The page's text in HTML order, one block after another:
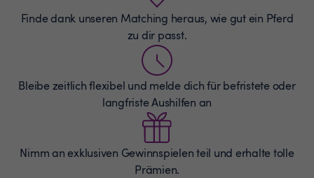
Finde dank unseren Matching heraus, wie gut ein Pferd
zu dir passt.
Bleibe zeitlich flexibel und melde dich für befristete oder
langfriste Aushilfen an
Nimm an exklusiven Gewinnspielen teil und erhalte tolle
Prämien.